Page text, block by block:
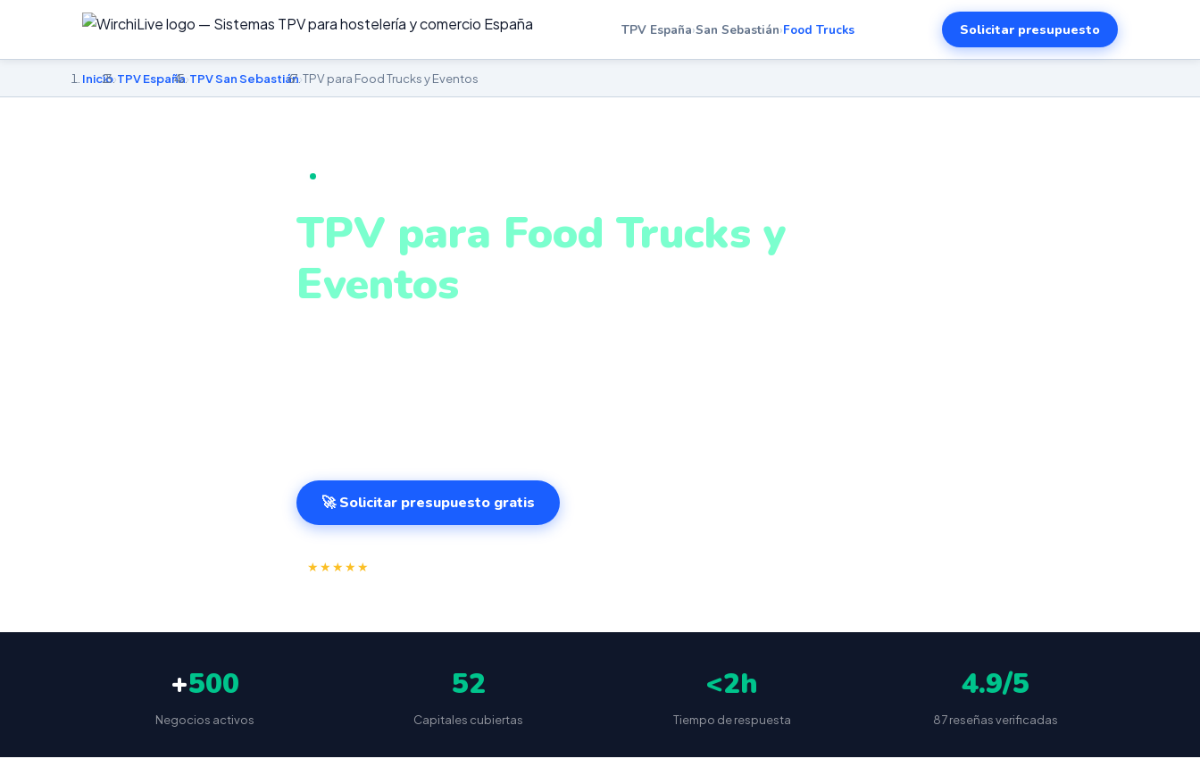
TPV España›San Sebastián›Food Trucks Solicitar presupuesto
Inicio›TPV España›TPV San Sebastián›TPV para Food Trucks y Eventos
TPV para Food Trucks y
Eventos
🚀 Solicitar presupuesto gratis
★★★★★
+500
Negocios activos
52
Capitales cubiertas
<2h
Tiempo de respuesta
4.9/5
87 reseñas verificadas